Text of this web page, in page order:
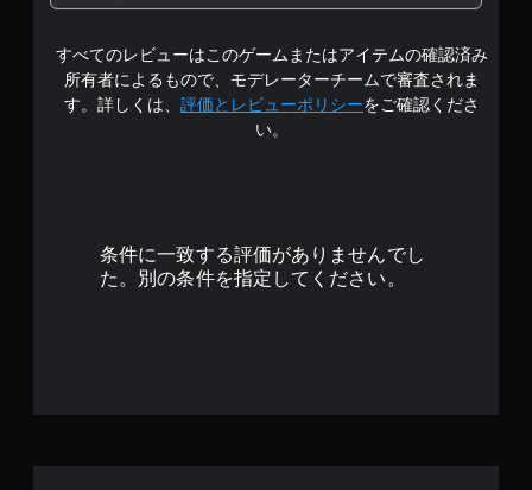
4
.
2
すべてのレビューはこのゲームまたはアイテムの確認済み
所有者によるもので、モデレーターチームで審査されま
す。詳しくは、 評価とレビューポリシーをご確認くださ
い。
条件に一致する評価がありませんでし
た。別の条件を指定してください。